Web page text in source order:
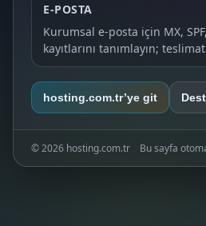
E‑POSTA
Kurumsal e‑posta için MX,
kayıtlarını tanımlayın;
hosting.com.tr’ye git
©2026 hosting.com.tr Bu sayfa